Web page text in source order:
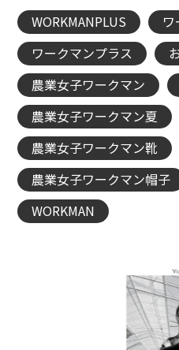
WORKMANPLUS
ワークマンプラス
農業女子ワークマン
農業女子ワークマン夏
農業女子ワークマン靴
農業女子ワークマン帽子
WORKMAN